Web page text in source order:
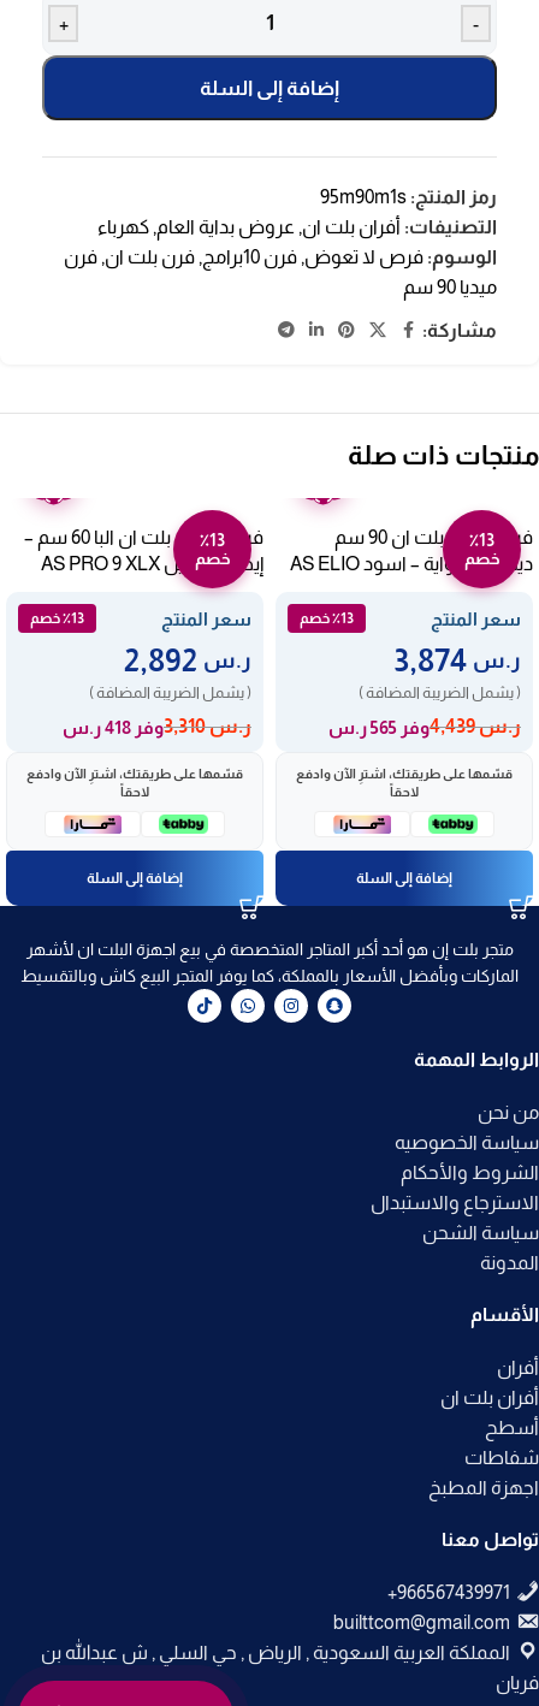
-
+
إضافة إلى السلة
رمز المنتج: 95m90m1s
التصنيفات: أفران بلت ان, عروض بداية العام, كهرباء
الوسوم: فرص لا تعوض, فرن 10برامج , فرن بلت ان, فرن
ميديا 90 سم
مشاركة:
منتجات ذات صلة
٪13
خصم
فرن غاز البا بلت ان 90 سم
ديجيتال شواية – اسود AS ELIO
910 G
سعر المنتج
٪13 خصم
ر.س
( يشمل الضريبة المضافة )
ر.س4,439 وفر 565 ر.س
قسّمها على طريقتك، اشترِ الآن وادفع
لاحقاً
إضافة إلى السلة
٪13
خصم
فرن كهرباء بلت ان البا 60 سم –
إيطالي ستيل AS PRO 9 XLX
سعر المنتج ٪13 خصم
ر.س
( يشمل الضريبة المضافة )
ر.س3,310 وفر 418 ر.س
قسّمها على طريقتك، اشترِ الآن وادفع
لاحقاً
إضافة إلى السلة
متجر بلت إن هو أحد أكبر المتاجر المتخصصة في بيع اجهزة البلت ان لأشهر
الماركات وبأفضل الأسعار بالمملكة، كما يوفر المتجر البيع كاش وبالتقسيط
الروابط المهمة
من نحن
سياسة الخصوصيه
الشروط والأحكام
الاسترجاع والاستبدال
سياسة الشحن
المدونة
الأقسام
أفران
أفران بلت ان
أسطح
شفاطات
اجهزة المطبخ
تواصل معنا
builttcom@gmail.com
المملكة العربية السعودية , الرياض , حي السلي , ش عبدالله بن
فريان